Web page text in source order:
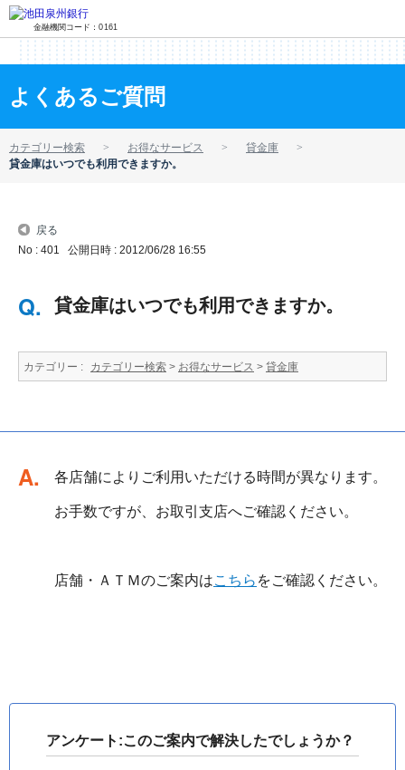
金融機関コード：0161
よくあるご質問
カテゴリー検索 お得なサービス
貸金庫
貸金庫はいつでも利用できますか。
戻る
No : 401 公開日時 : 2012/06/28 16:55
貸金庫はいつでも利用できますか。
カテゴリー : カテゴリー検索 > お得なサービス > 貸金庫
回答
各店舗によりご利用いただける時間が異なります。
お手数ですが、お取引支店へご確認ください。
店舗・ＡＴＭのご案内はこちら をご確認ください。
アンケート:このご案内で解決したでしょうか？